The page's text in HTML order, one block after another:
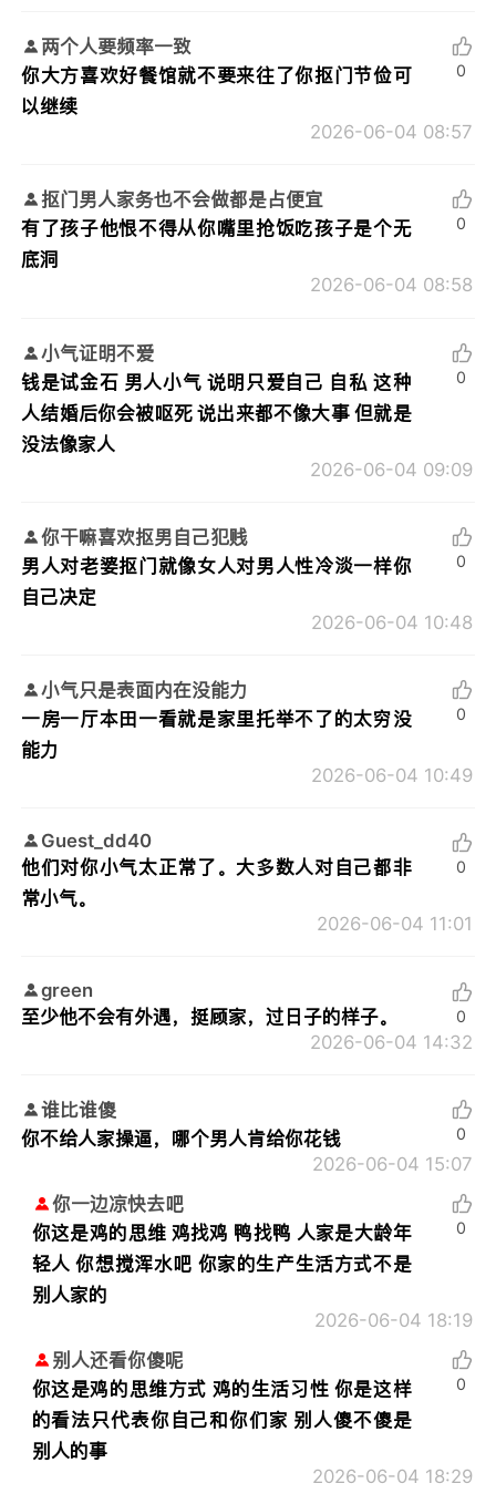
两个人要频率一致
你大方喜欢好餐馆就不要来往了你抠门节俭可
以继续
2026-06-04 08:57
0
抠门男人家务也不会做都是占便宜
有了孩子他恨不得从你嘴里抢饭吃孩子是个无
底洞
2026-06-04 08:58
0
小气证明不爱
钱是试金石 男人小气 说明只爱自己 自私 这种
人结婚后你会被呕死 说出来都不像大事 但就是
没法像家人
2026-06-04 09:09
0
你干嘛喜欢抠男自己犯贱
男人对老婆抠门就像女人对男人性冷淡一样你
自己决定
2026-06-04 10:48
0
小气只是表面内在没能力
一房一厅本田一看就是家里托举不了的太穷没
能力
2026-06-04 10:49
0
Guest_dd40
他们对你小气太正常了。大多数人对自己都非
常小气。
2026-06-04 11:01
0
green
至少他不会有外遇，挺顾家，过日子的样子。
2026-06-04 14:32
0
谁比谁傻
你不给人家操逼，哪个男人肯给你花钱
2026-06-04 15:07
0
你一边凉快去吧
你这是鸡的思维 鸡找鸡 鸭找鸭 人家是大龄年
轻人 你想搅浑水吧 你家的生产生活方式不是
别人家的
2026-06-04 18:19
0
别人还看你傻呢
你这是鸡的思维方式 鸡的生活习性 你是这样
的看法只代表你自己和你们家 别人傻不傻是
别人的事
2026-06-04 18:29
0